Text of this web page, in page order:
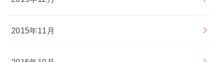
2015年11月